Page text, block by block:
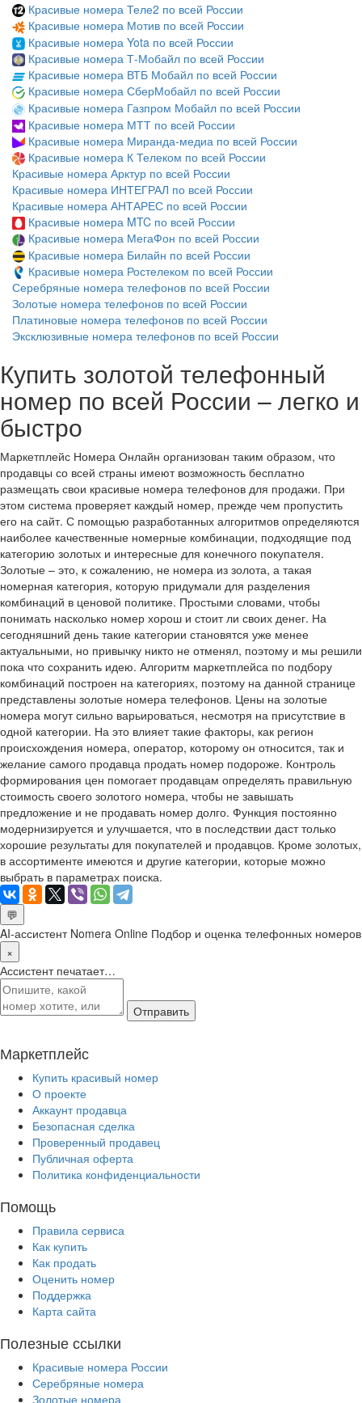
Красивые номера Теле2 по всей России
Красивые номера Мотив по всей России
Красивые номера Yota по всей России
Красивые номера Т-Мобайл по всей России
Красивые номера ВТБ Мобайл по всей России
Красивые номера СберМобайл по всей России
Красивые номера Газпром Мобайл по всей России
Красивые номера МТТ по всей России
Красивые номера Миранда-медиа по всей России
Красивые номера К Телеком по всей России
Красивые номера Арктур по всей России
Красивые номера ИНТЕГРАЛ по всей России
Красивые номера АНТАРЕС по всей России
Красивые номера MTC по всей России
Красивые номера МегаФон по всей России
Красивые номера Билайн по всей России
Красивые номера Ростелеком по всей России
Серебряные номера телефонов по всей России
Золотые номера телефонов по всей России
Платиновые номера телефонов по всей России
Эксклюзивные номера телефонов по всей России
Купить золотой телефонный
номер по всей России – легко и
быстро
Маркетплейс Номера Онлайн организован таким образом, что
продавцы со всей страны имеют возможность бесплатно
размещать свои красивые номера телефонов для продажи. При
этом система проверяет каждый номер, прежде чем пропустить
его на сайт. С помощью разработанных алгоритмов определяются
наиболее качественные номерные комбинации, подходящие под
категорию золотых и интересные для конечного покупателя.
Золотые – это, к сожалению, не номера из золота, а такая
номерная категория, которую придумали для разделения
комбинаций в ценовой политике. Простыми словами, чтобы
понимать насколько номер хорош и стоит ли своих денег. На
сегодняшний день такие категории становятся уже менее
актуальными, но привычку никто не отменял, поэтому и мы решили
пока что сохранить идею. Алгоритм маркетплейса по подбору
комбинаций построен на категориях, поэтому на данной странице
представлены золотые номера телефонов. Цены на золотые
номера могут сильно варьироваться, несмотря на присутствие в
одной категории. На это влияет такие факторы, как регион
происхождения номера, оператор, которому он относится, так и
желание самого продавца продать номер подороже. Контроль
формирования цен помогает продавцам определять правильную
стоимость своего золотого номера, чтобы не завышать
предложение и не продавать номер долго. Функция постоянно
модернизируется и улучшается, что в последствии даст только
хорошие результаты для покупателей и продавцов. Кроме золотых,
в ассортименте имеются и другие категории, которые можно
выбрать в параметрах поиска.
💬
AI-ассистент Nomera Online Подбор и оценка телефонных номеров
×
Ассистент печатает…
Отправить
Маркетплейс
Купить красивый номер
О проекте
Аккаунт продавца
Безопасная сделка
Проверенный продавец
Публичная оферта
Политика конфиденциальности
Помощь
Правила сервиса
Как купить
Как продать
Оценить номер
Поддержка
Карта сайта
Полезные ссылки
Красивые номера России
Серебряные номера
Золотые номера